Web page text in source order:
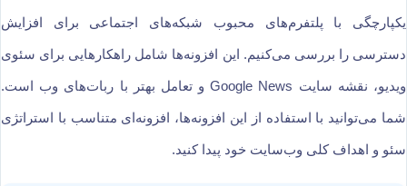
یکپارچگی با پلتفرم‌های محبوب شبکه‌های اجتماعی برای افزایش
دسترسی را بررسی می‌کنیم. این افزونه‌ها شامل راهکارهایی برای سئوی
ویدیو، نقشه سایت Google News و تعامل بهتر با ربات‌های وب است.
شما می‌توانید با استفاده از این افزونه‌ها، افزونه‌ای متناسب با استراتژی
سئو و اهداف کلی وب‌سایت خود پیدا کنید.